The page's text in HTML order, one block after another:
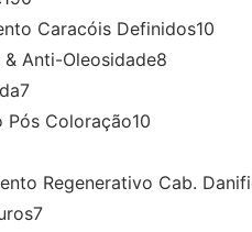
Caracóis Definidos10
Anti-Oleosidade8
7
Pós Coloração10
Regenerativo Cab.
7